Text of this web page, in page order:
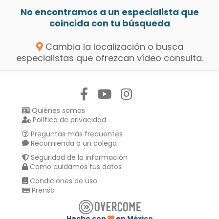
No encontramos a un especialista que
coincida con tu búsqueda
Cambia la localización o busca
especialistas que ofrezcan vídeo consulta.
Quiénes somos
Política de privacidad
Preguntas más frecuentes
Recomienda a un colega
Seguridad de la información
Como cuidamos tus datos
Condiciones de uso
Prensa